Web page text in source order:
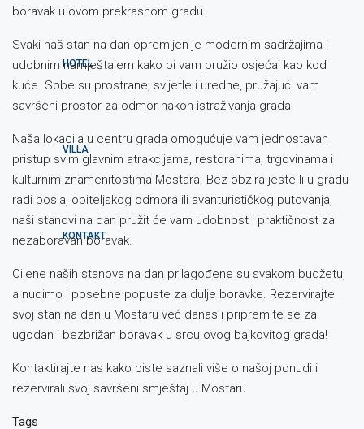
HOTEL
VILLA
KONTAKT
boravak u ovom prekrasnom gradu.
Svaki naš stan na dan opremljen je modernim sadržajima i
udobnim namještajem kako bi vam pružio osjećaj kao kod
kuće. Sobe su prostrane, svijetle i uredne, pružajući vam
savršeni prostor za odmor nakon istraživanja grada.
Naša lokacija u centru grada omogućuje vam jednostavan
pristup svim glavnim atrakcijama, restoranima, trgovinama i
kulturnim znamenitostima Mostara. Bez obzira jeste li u gradu
radi posla, obiteljskog odmora ili avanturističkog putovanja,
naši stanovi na dan pružit će vam udobnost i praktičnost za
nezaboravan boravak.
Cijene naših stanova na dan prilagođene su svakom budžetu,
a nudimo i posebne popuste za dulje boravke. Rezervirajte
svoj stan na dan u Mostaru već danas i pripremite se za
ugodan i bezbrižan boravak u srcu ovog bajkovitog grada!
Kontaktirajte nas kako biste saznali više o našoj ponudi i
rezervirali svoj savršeni smještaj u Mostaru.
Tags